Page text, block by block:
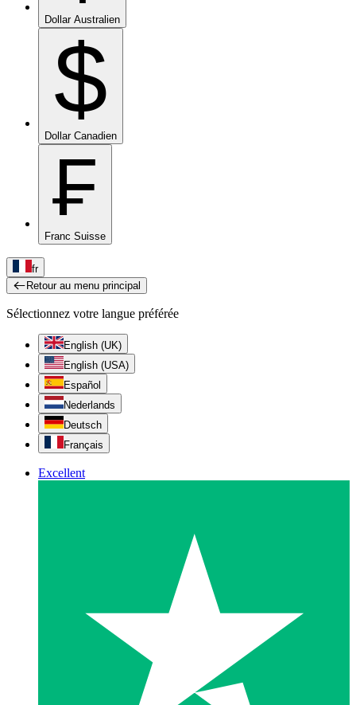
Dollar Australien
$
Dollar Canadien
₣
Franc Suisse
fr
Retour au menu principal
Sélectionnez votre langue préférée
English (UK)
English (USA)
Español
Nederlands
Deutsch
Français
Excellent